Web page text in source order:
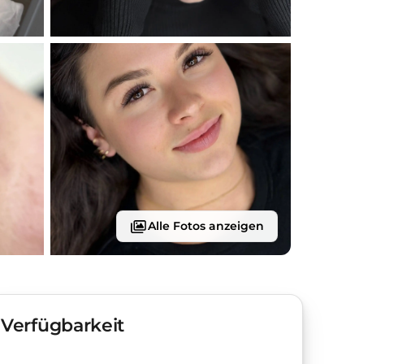
Alle Fotos anzeigen
Verfügbarkeit